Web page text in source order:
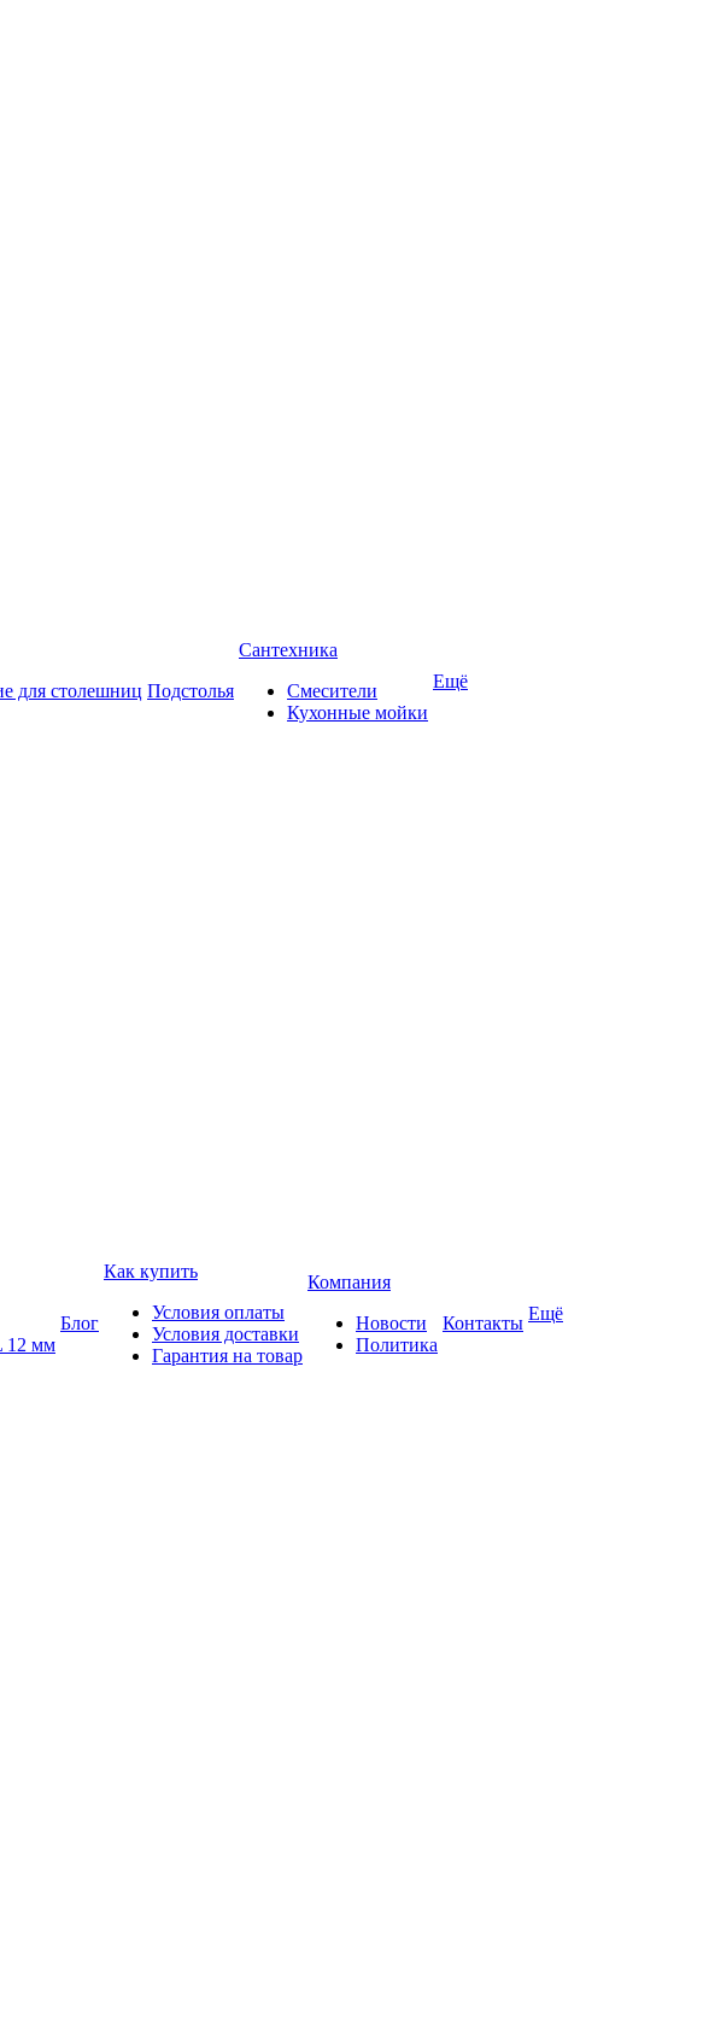
для столешниц Подстолья
Сантехника
Смесители
Кухонные мойки
Ещё
12 мм
Блог
Как купить
Условия оплаты
Условия доставки
Гарантия на товар
Компания
Новости
Политика
Контакты Ещё